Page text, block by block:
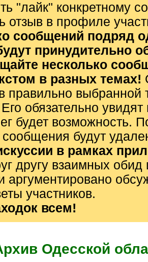
"лайк" конкретному
отзыв в профиле
сообщений подряд
принудительно
несколько
в разных темах!
правильно выбранной
обязательно
будет возможность.
будут
в рамках
другу взаимных обид
аргументировано
участников.
всем!
Одесской